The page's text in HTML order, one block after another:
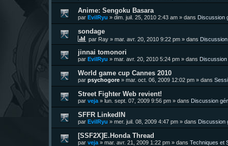
Anime: Sengoku Basara
par EvilRyu » dim. juil. 25, 2010 2:43 am » dans Discussion
sondage
par Ray » mar. avr. 20, 2010 9:22 pm » dans
jinnai tomonori
par EvilRyu » mar. avr. 20, 2010 5:24 pm » dans
World game cup Cannes 2010
par psychogore » mar. oct. 06, 2009 12:02 pm » dans
Street Fighter Web revient!
par veja » lun. sept. 07, 2009 9:56 pm » dans Discussion
SFFR LinkedIN
par EvilRyu » mer. juil. 08, 2009 4:47 pm » dans Discussion
[SSF2X]E.Honda Thread
par veja » mar. avr. 21, 2009 1:22 pm » dans Techniques et